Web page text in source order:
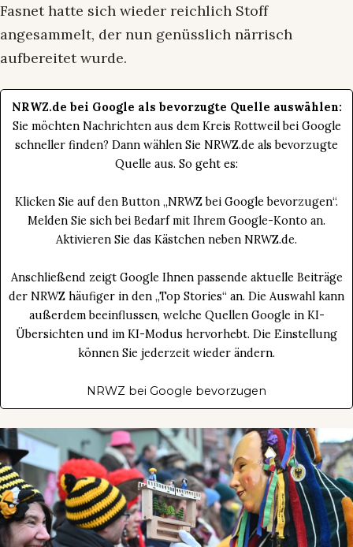
Fasnet hatte sich wieder reichlich Stoff
angesammelt, der nun genüsslich närrisch
aufbereitet wurde.
NRWZ.de bei Google als bevorzugte Quelle auswählen:
Sie möchten Nachrichten aus dem Kreis Rottweil bei Google
schneller finden? Dann wählen Sie NRWZ.de als bevorzugte
Quelle aus. So geht es:
Klicken Sie auf den Button „NRWZ bei Google bevorzugen“.
Melden Sie sich bei Bedarf mit Ihrem Google-Konto an.
Aktivieren Sie das Kästchen neben NRWZ.de.
Anschließend zeigt Google Ihnen passende aktuelle Beiträge
der NRWZ häufiger in den „Top Stories“ an. Die Auswahl kann
außerdem beeinflussen, welche Quellen Google in KI-
Übersichten und im KI-Modus hervorhebt. Die Einstellung
können Sie jederzeit wieder ändern.
NRWZ bei Google bevorzugen